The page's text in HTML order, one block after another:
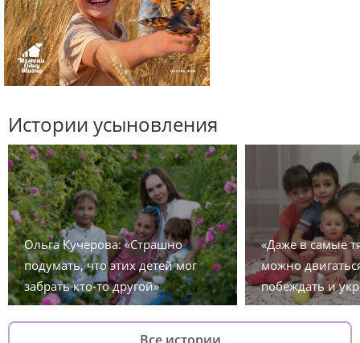
Истории усыновления
Ольга Кучерова: «Страшно
подумать, что этих детей мог
забрать кто-то другой»
«Даже в самые
можно
побеждать и